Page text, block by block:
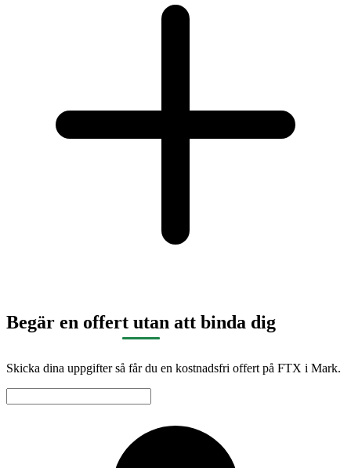
Begär en offert utan att binda dig
Skicka dina uppgifter så får du en kostnadsfri offert på FTX i Mark.